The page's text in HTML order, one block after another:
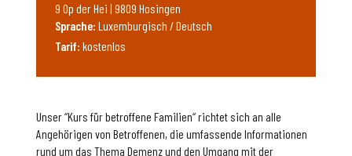
Unser “Kurs für betroffene Familien“ richtet sich an alle
Angehörigen von Betroffenen, die umfassende Informationen
rund um das Thema Demenz und den Umgang mit der
9 Op der Hei | 9809 Hosingen
Sprache: Luxemburgisch / Deutsch
Tarif: kostenlos